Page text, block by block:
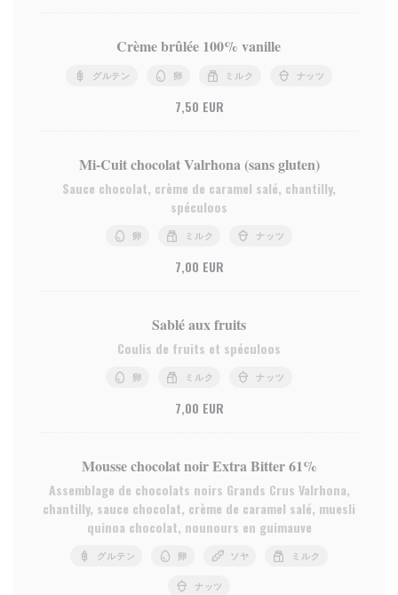
Crème brûlée 100% vanille
グルテン 卵 ミルク ナッツ
7,50 EUR
Mi-Cuit chocolat Valrhona (sans gluten)
Sauce chocolat, crème de caramel salé, chantilly,
spéculoos
卵 ミルク ナッツ
7,00 EUR
Sablé aux fruits
Coulis de fruits et spéculoos
卵 ミルク ナッツ
7,00 EUR
Mousse chocolat noir Extra Bitter 61%
Assemblage de chocolats noirs Grands Crus Valrhona,
chantilly, sauce chocolat, crème de caramel salé, muesli
quinoa chocolat, nounours en guimauve
グルテン 卵 ソヤ ミルク
ナッツ